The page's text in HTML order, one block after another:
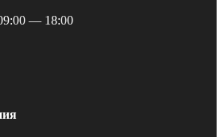
— 18:00